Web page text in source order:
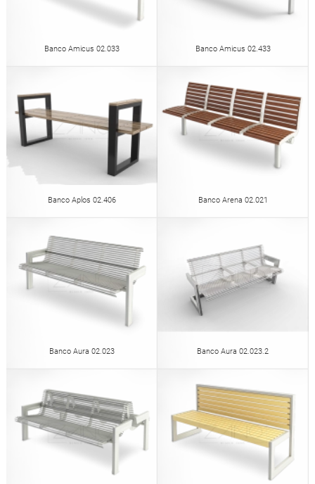
Banco Amicus 02.033 Banco Amicus 02.433
Banco Aplos 02.406 Banco Arena 02.021
Banco Aura 02.023 Banco Aura 02.023.2